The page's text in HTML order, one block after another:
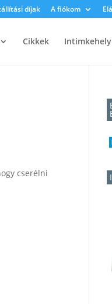
díjak A fiókom
Cikkek
cserélni